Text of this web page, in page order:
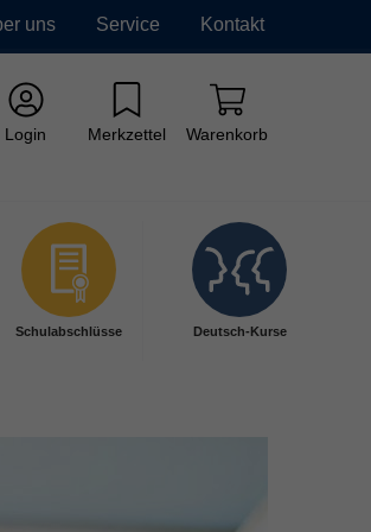
uns Service Kontakt
Login Merkzettel Warenkorb
Schulabschlüsse Deutsch-Kurse